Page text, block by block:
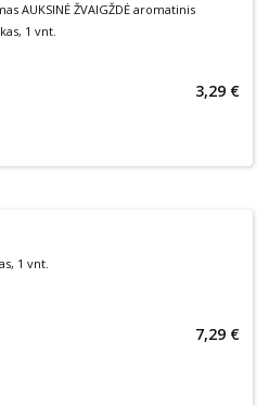
AUKSINĖ ŽVAIGŽDĖ aromatinis
1 vnt.
3,29 €
1 vnt.
7,29 €